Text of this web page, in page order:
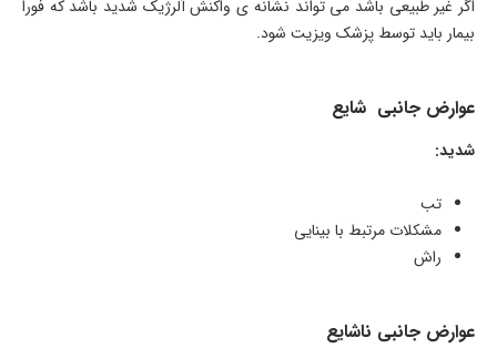
اگر غیر طبیعی باشد می تواند نشانه ی واکنش آلرژیک شدید باشد که فورا
بیمار باید توسط پزشک ویزیت شود.
عوارض جانبی شایع
شدید:
تب
مشکلات مرتبط با بینایی
راش
عوارض جانبی ناشایع